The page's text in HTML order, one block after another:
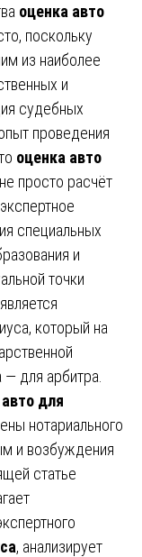
оценка авто
поскольку
из наиболее
и
судебных
проведения
оценка авто
просто расчёт
специальных
и
точки
является
который на
для арбитра.
для
нотариального
и возбуждения
статье
, анализирует